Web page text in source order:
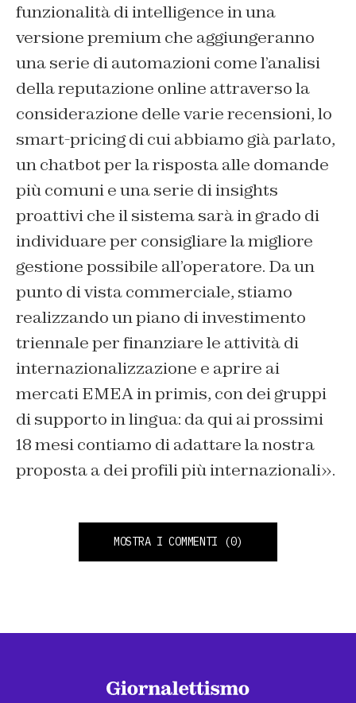
funzionalità di intelligence in una
versione premium che aggiungeranno
una serie di automazioni come l’analisi
della reputazione online attraverso la
considerazione delle varie recensioni, lo
smart-pricing di cui abbiamo già parlato,
un chatbot per la risposta alle domande
più comuni e una serie di insights
proattivi che il sistema sarà in grado di
individuare per consigliare la migliore
gestione possibile all’operatore. Da un
punto di vista commerciale, stiamo
realizzando un piano di investimento
triennale per finanziare le attività di
internazionalizzazione e aprire ai
mercati EMEA in primis, con dei gruppi
di supporto in lingua: da qui ai prossimi
18 mesi contiamo di adattare la nostra
proposta a dei profili più internazionali».
MOSTRA I COMMENTI (0)